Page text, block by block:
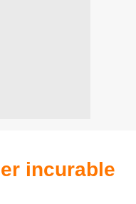
incurable